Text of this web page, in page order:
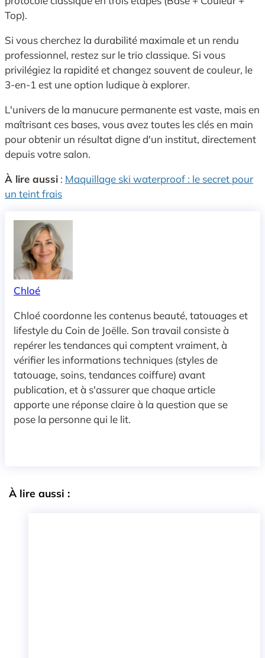
Top).
Si vous cherchez la durabilité maximale et un rendu
professionnel, restez sur le trio classique. Si vous
privilégiez la rapidité et changez souvent de couleur, le
3-en-1 est une option ludique à explorer.
L'univers de la manucure permanente est vaste, mais en
maîtrisant ces bases, vous avez toutes les clés en main
pour obtenir un résultat digne d'un institut, directement
depuis votre salon.
À lire aussi : Maquillage ski waterproof : le secret pour
un teint frais
Chloé
Chloé coordonne les contenus beauté, tatouages et
lifestyle du Coin de Joëlle. Son travail consiste à
repérer les tendances qui comptent vraiment, à
vérifier les informations techniques (styles de
tatouage, soins, tendances coiffure) avant
publication, et à s'assurer que chaque article
apporte une réponse claire à la question que se
pose la personne qui le lit.
À lire aussi :